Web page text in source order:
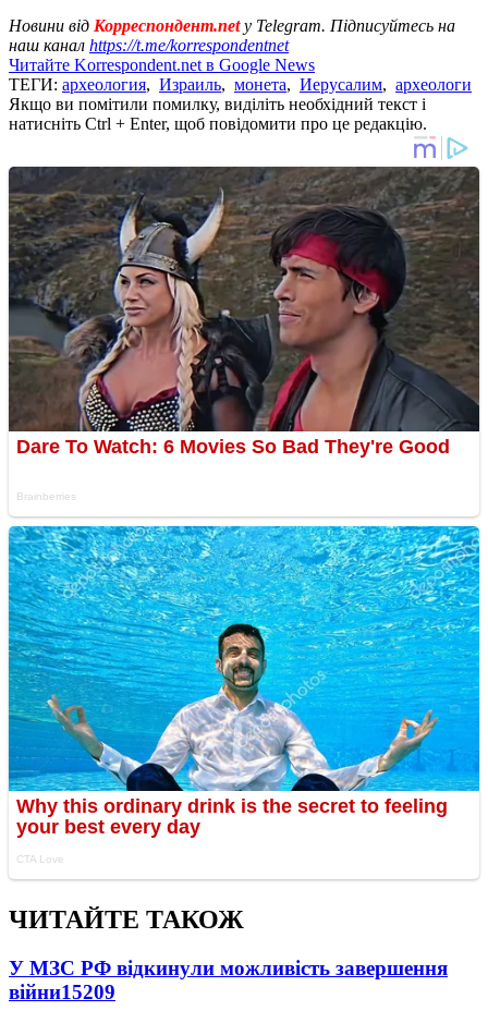
Новини від Корреспондент.netу Telegram. Підписуйтесь на
наш канал https://t.me/korrespondentnet
Читайте Korrespondent.net в Google News
ТЕГИ: археология, Израиль, монета, Иерусалим, археологи
Якщо ви помітили помилку, виділіть необхідний текст і
натисніть Ctrl + Enter, щоб повідомити про це редакцію.
ЧИТАЙТЕ ТАКОЖ
У МЗС РФ відкинули можливість завершення
війни15209